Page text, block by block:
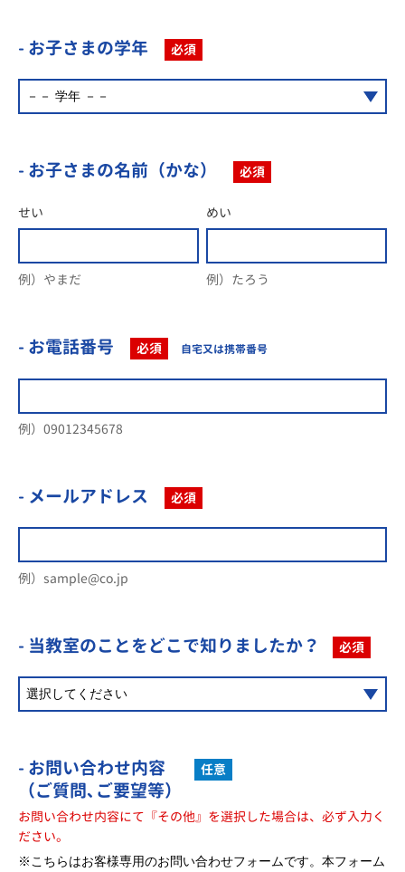
- お子さまの学年 必須
- お子さまの名前（かな） 必須
せい
例）やまだ
めい
例）たろう
- お電話番号 必須 自宅又は携帯番号
例）09012345678
- メールアドレス 必須
例）sample@co.jp
- 当教室のことをどこで知りましたか？ 必須
- お問い合わせ内容
（ご質問､ご要望等）
任意
お問い合わせ内容にて『その他』を選択した場合は、必ず入力く
ださい。
※こちらはお客様専用のお問い合わせフォームです。本フォーム